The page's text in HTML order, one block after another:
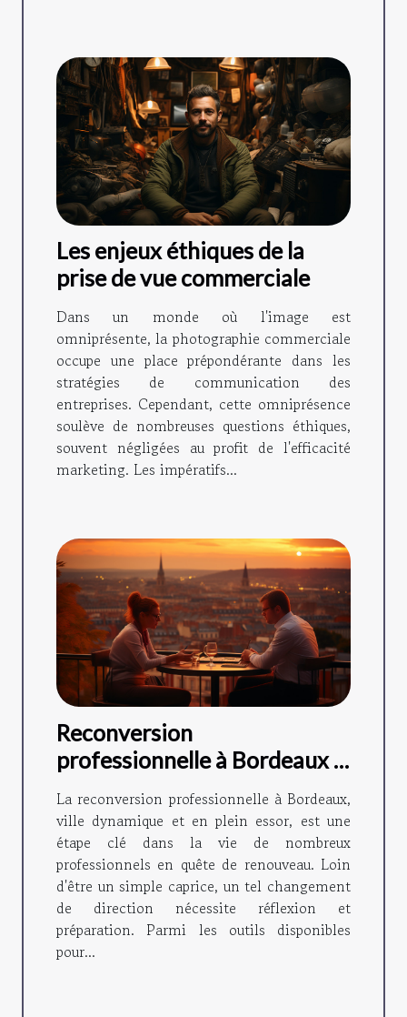
Les enjeux éthiques de la
prise de vue commerciale
Dans un monde où l'image est
omniprésente, la photographie commerciale
occupe une place prépondérante dans les
stratégies de communication des
entreprises. Cependant, cette omniprésence
soulève de nombreuses questions éthiques,
souvent négligées au profit de l'efficacité
marketing. Les impératifs...
Reconversion
professionnelle à Bordeaux :
le rôle du bilan de
compétences
La reconversion professionnelle à Bordeaux,
ville dynamique et en plein essor, est une
étape clé dans la vie de nombreux
professionnels en quête de renouveau. Loin
d'être un simple caprice, un tel changement
de direction nécessite réflexion et
préparation. Parmi les outils disponibles
pour...